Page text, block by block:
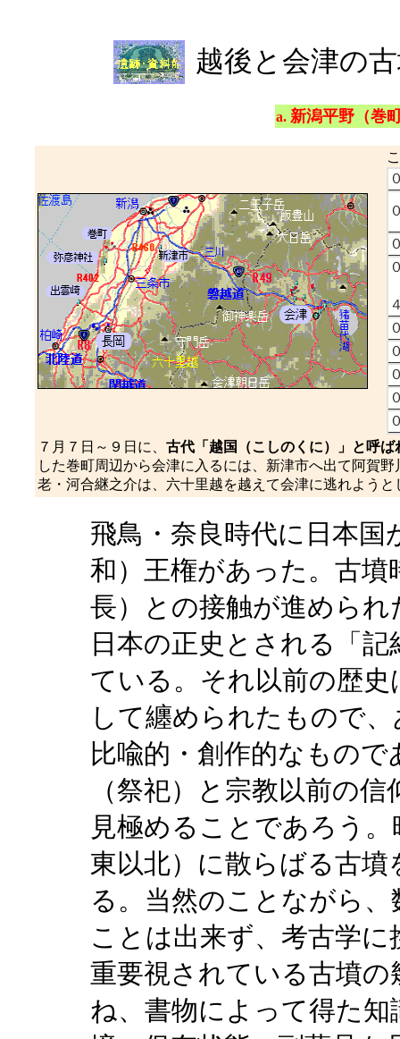
越後と会津の
a. 新潟平野（巻
７月７日～９日に、 古代「越国（こしのくに）」と呼
した巻町周辺から会津に入るには、新津市へ出て阿賀
老・河合継之介は、六十里越を越えて会津に逃れよう
飛鳥・奈良時代に日本国
和）王権があった。古墳
長）との接触が進めら
日本の正史とされる「
ている。それ以前の歴
して纏められたもので
比喩的・創作的なもの
（祭祀）と宗教以前の
見極めることであろう
東以北）に散らばる古
る。当然のことながら
ことは出来ず、考古学
重要視されている古墳
ね、書物によって得た